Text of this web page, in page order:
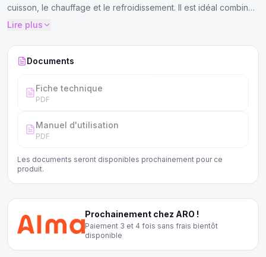
cuisson, le chauffage et le refroidissement. Il est idéal combiné
avec des récipients GN fermés et des couvercles de 32,5 x
Lire plus
Documents
Fiche technique
PDF
Manuel d'utilisation
PDF
Les documents seront disponibles prochainement pour ce
produit.
Prochainement chez ARO !
Paiement 3 et 4 fois sans frais bientôt
disponible